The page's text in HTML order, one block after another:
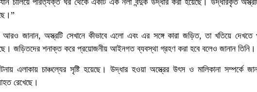
চালিয়ে পরিত্যক্ত ঘর থেকে একটি এক নলা বন্দুক উদ্ধার করা হয়েছে। উদ্ধারকৃত
আরও জানান, অস্ত্রটি সেখানে কীভাবে এলো এবং এর সঙ্গে কারা জড়িত, তা খতিয়ে
জড়িতদের শনাক্ত করে প্রয়োজনীয় আইনগত ব্যবস্থা গ্রহণ করা হবে বলেও জানান তিনি।
এলাকায় চাঞ্চল্যের সৃষ্টি হয়েছে। উদ্ধার হওয়া অস্ত্রের উৎস ও মালিকানা সম্পর্কে
রেখেছে।